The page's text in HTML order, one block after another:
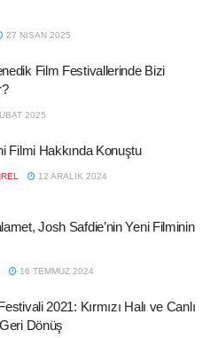
27 NISAN 2025
Film Festivallerinde Bizi
2025
Filmi Hakkında Konuştu
12 ARALIK 2024
Josh Safdie’nin Yeni Filminin
16 TEMMUZ 2024
2021: Kırmızı Halı ve Canlı
Dönüş